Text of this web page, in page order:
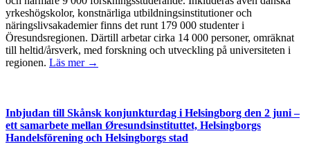
yrkeshögskolor, konstnärliga utbildningsinstitutioner och
näringslivsakademier finns det runt 179 000 studenter i
Öresundsregionen. Därtill arbetar cirka 14 000 personer, omräknat
till heltid/årsverk, med forskning och utveckling på universiteten i
regionen. Läs mer →
Inbjudan till Skånsk konjunkturdag i Helsingborg den 2 juni –
ett samarbete mellan Øresundsinstituttet, Helsingborgs
Handelsförening och Helsingborgs stad